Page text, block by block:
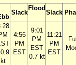
Slack
Flood
Slack
kt
4:56
PM
EST
9:01
PM
EST
0.7 kt
11:21
PM
EST